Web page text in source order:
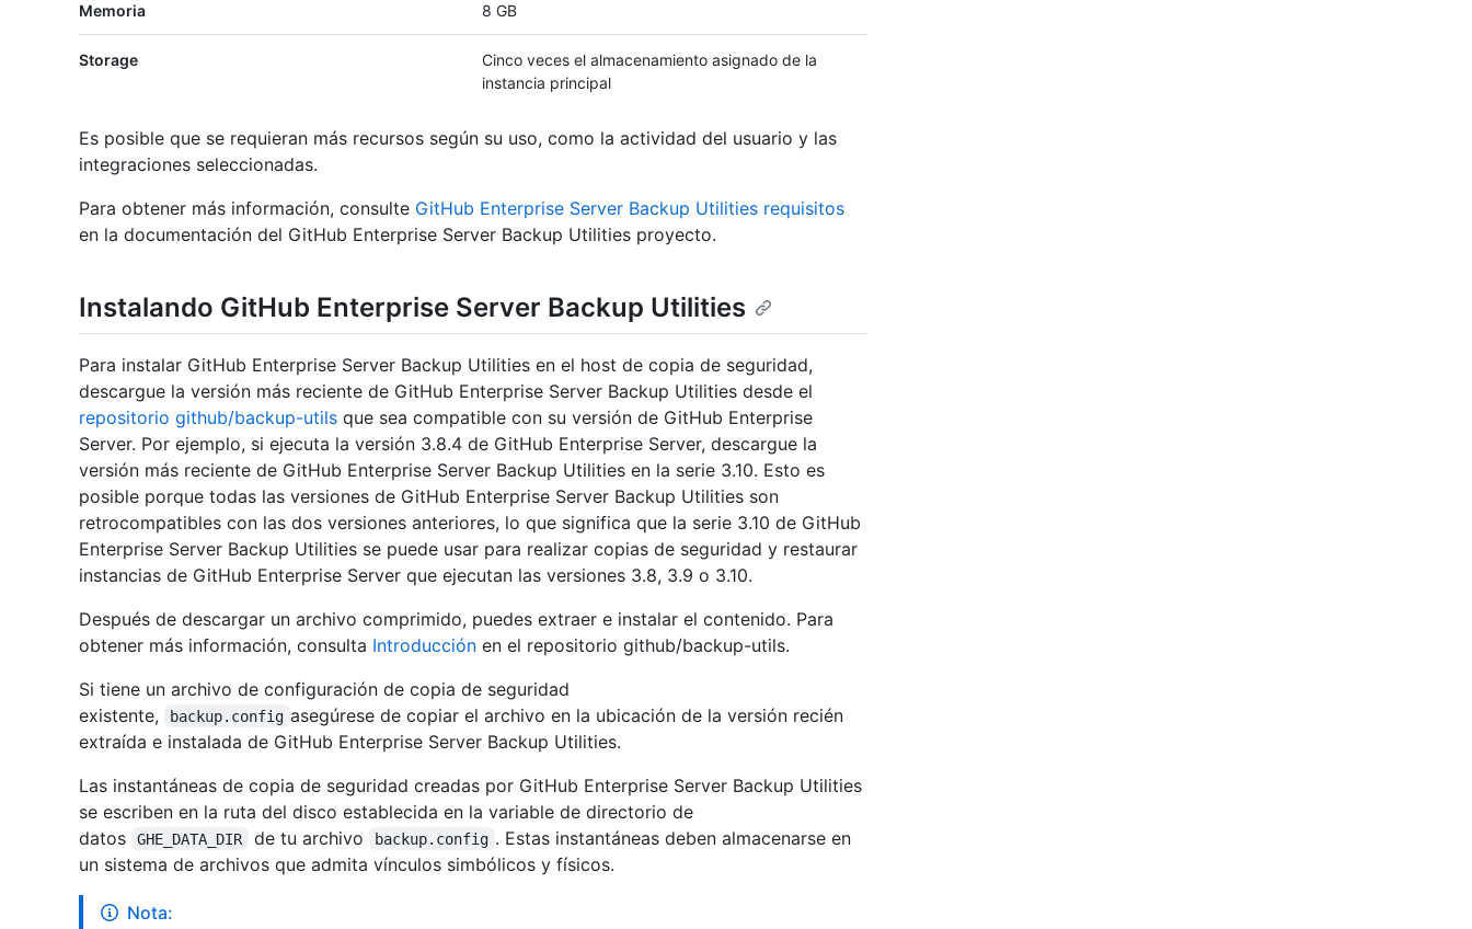
Memoria 8 GB
Storage
Cinco veces el almacenamiento asignado de la
instancia principal
Es posible que se requieran más recursos según su uso, como la actividad del usuario y las
integraciones seleccionadas.
Para obtener más información, consulte GitHub Enterprise Server Backup Utilities requisitos
en la documentación del GitHub Enterprise Server Backup Utilities proyecto.
Instalando GitHub Enterprise Server Backup Utilities
Para instalar GitHub Enterprise Server Backup Utilities en el host de copia de seguridad,
descargue la versión más reciente de GitHub Enterprise Server Backup Utilities desde el
repositorio github/backup-utils que sea compatible con su versión de GitHub Enterprise
Server. Por ejemplo, si ejecuta la versión 3.8.4 de GitHub Enterprise Server, descargue la
versión más reciente de GitHub Enterprise Server Backup Utilities en la serie 3.10. Esto es
posible porque todas las versiones de GitHub Enterprise Server Backup Utilities son
retrocompatibles con las dos versiones anteriores, lo que significa que la serie 3.10 de GitHub
Enterprise Server Backup Utilities se puede usar para realizar copias de seguridad y restaurar
instancias de GitHub Enterprise Server que ejecutan las versiones 3.8, 3.9 o 3.10.
Después de descargar un archivo comprimido, puedes extraer e instalar el contenido. Para
obtener más información, consulta Introducción en el repositorio github/backup-utils.
Si tiene un archivo de configuración de copia de seguridad
existente,
backup.config asegúrese de copiar el archivo en la ubicación de la versión recién
extraída e instalada de GitHub Enterprise Server Backup Utilities.
Las instantáneas de copia de seguridad creadas por GitHub Enterprise Server Backup Utilities
se escriben en la ruta del disco establecida en la variable de directorio de
datos
GHE_DATA_DIR de tu archivo backup.config . Estas instantáneas deben almacenarse en
un sistema de archivos que admita vínculos simbólicos y físicos.
Nota: